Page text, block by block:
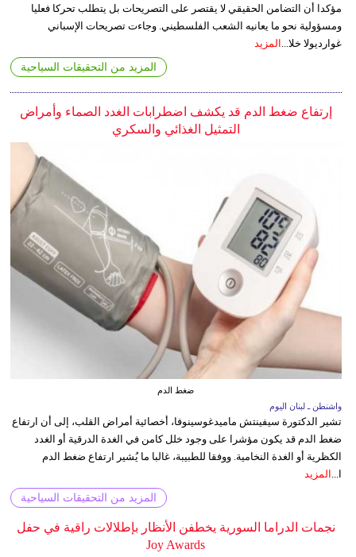
مؤكدا أن التضامن الحقيقي لا يقتصر على التصريحات بل يتطلب تحركا فعليا
ومسؤولية نحو ما يعانيه الشعب الفلسطيني. وجاءت تصريحات الإسباني
غوارديولا خلا... المزيد
المزيد من التحقيقات السياحية
إرتفاع ضغط الدم قد يكشف اضطرابات الغدد الصماء وأمراض
التمثيل الغذائي والسكري
ضغط الدم
واشنطن ـ لبنان اليوم
تشير الدكتورة سيفينتش ماميدغوسينوفا، أخصائية أمراض القلب، إلى أن ارتفاع
ضغط الدم قد يكون مؤشرا على وجود خلل كامن في الغدة الدرقية أو الغدد
الكظرية أو الغدة النخامية. ووفقا للطبيبة، غالبا ما يُشير ارتفاع ضغط الدم
ا...
المزيد
المزيد من التحقيقات السياحية
نجمات الدراما السورية يخطفن الأنظار بإطلالات راقية في حفل
Joy Awards